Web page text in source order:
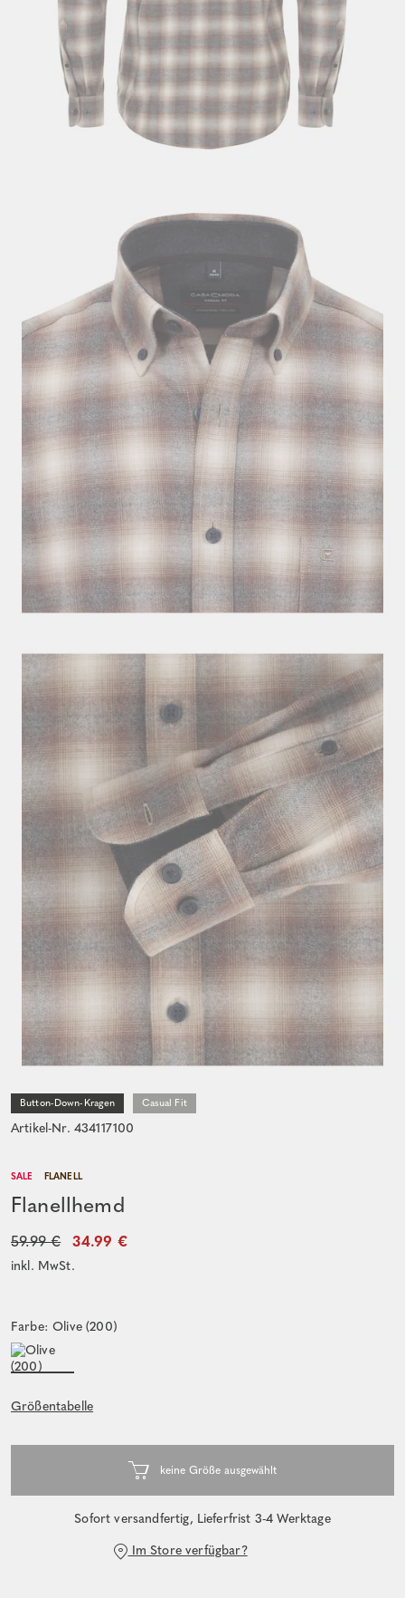
Button-Down-Kragen Casual Fit
Artikel-Nr. 434117100
SALE FLANELL
Flanellhemd
59.99 € 34.99 €
inkl. MwSt.
Farbe: Olive (200)
Größentabelle
Sofort versandfertig, Lieferfrist 3-4 Werktage
Im Store verfügbar?